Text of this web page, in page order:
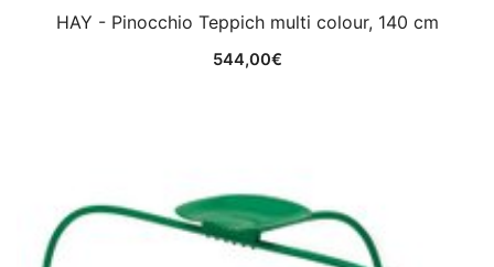
HAY - Pinocchio Teppich multi colour, 140 cm
544,00€